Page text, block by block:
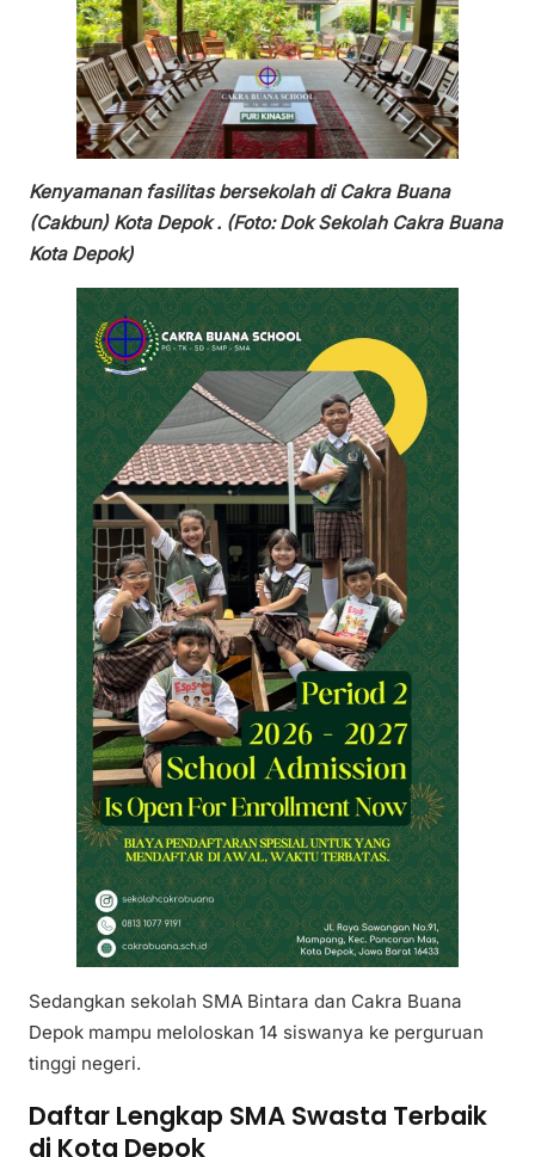
Kenyamanan fasilitas bersekolah di Cakra Buana
(Cakbun) Kota Depok . (Foto: Dok Sekolah Cakra Buana
Kota Depok)
Sedangkan sekolah SMA Bintara dan Cakra Buana
Depok mampu meloloskan 14 siswanya ke perguruan
tinggi negeri.
Daftar Lengkap SMA Swasta Terbaik
di Kota Depok